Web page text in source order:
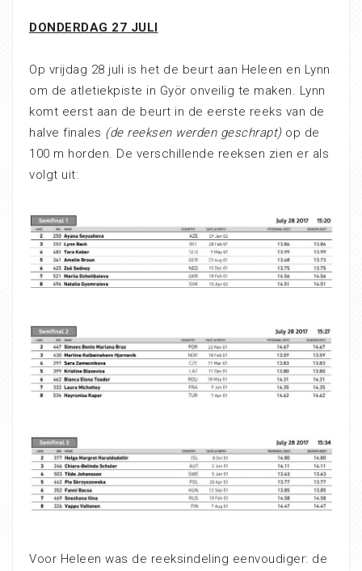
DONDERDAG 27 JULI
Op vrijdag 28 juli is het de beurt aan Heleen en Lynn
om de atletiekpiste in Györ onveilig te maken. Lynn
komt eerst aan de beurt in de eerste reeks van de
halve finales (de reeksen werden geschrapt)op de
100 m horden. De verschillende reeksen zien er als
volgt uit:
Voor Heleen was de reeksindeling eenvoudiger: de